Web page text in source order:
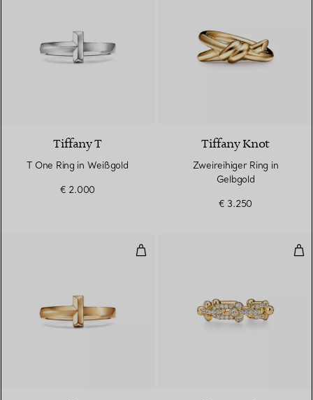
Tiffany T
T One Ring in Weißgold
€ 2.000
Tiffany Knot
Zweireihiger Ring in
Gelbgold
€ 3.250
T One Ring in Gelbgold